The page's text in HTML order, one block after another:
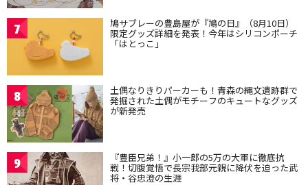
7 鳩サブレーの豊島屋が『鳩の日』（8月10日）
限定グッズ詳細を発表！今年はシリコンポーチ
「はとっこ」
8 土偶なりきりパーカーも！青森の縄文遺跡群で
発掘された土偶がモチーフのキュートなグッズ
が新発売
9 『豊臣兄弟！』小一郎の5万の大軍に徹底抗
戦！切腹覚悟で長宗我部元親に降伏を迫った武
将・谷忠澄の生涯